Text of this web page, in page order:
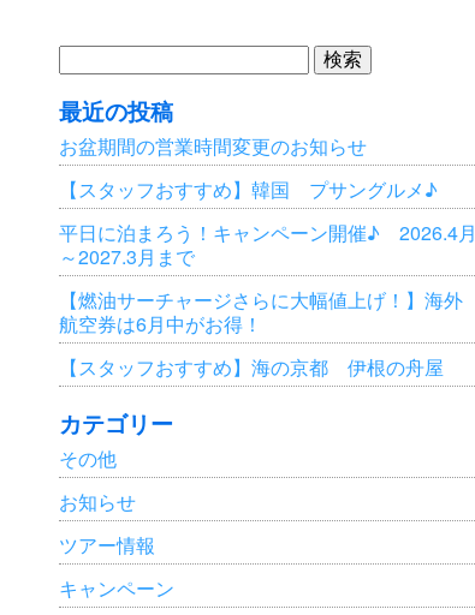
検
索:
最近の投稿
お盆期間の営業時間変更のお知らせ
【スタッフおすすめ】韓国 プサングルメ♪
平日に泊まろう！キャンペーン開催♪ 2026.4月
～2027.3月まで
【燃油サーチャージさらに大幅値上げ！】海外
航空券は6月中がお得！
【スタッフおすすめ】海の京都 伊根の舟屋
カテゴリー
その他
お知らせ
ツアー情報
キャンペーン